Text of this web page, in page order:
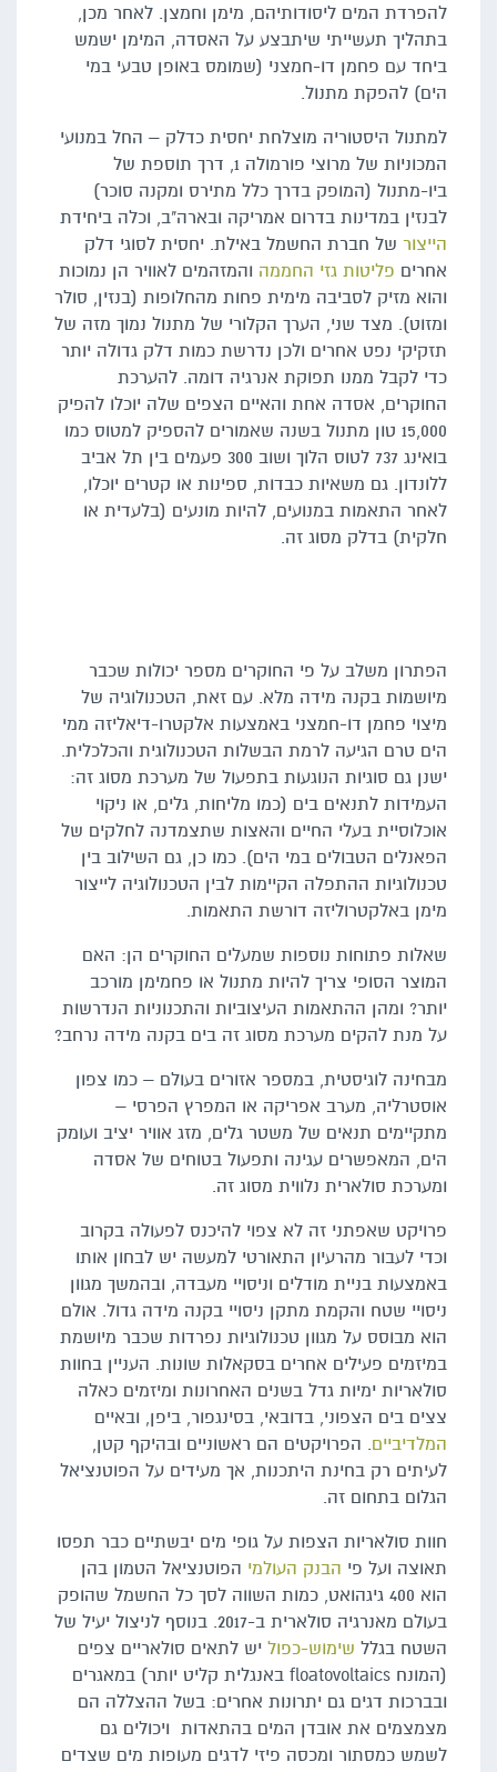
להפרדת המים ליסודותיהם, מימן וחמצן. לאחר מכן,
בתהליך תעשייתי שיתבצע על האסדה, המימן ישמש
ביחד עם פחמן דו-חמצני (שמומס באופן טבעי במי
הים) להפקת מתנול.
למתנול היסטוריה מוצלחת יחסית כדלק – החל במנועי
המכוניות של מרוצי פורמולה 1, דרך תוספת של
ביו-מתנול (המופק בדרך כלל מתירס ומקנה סוכר)
לבנזין במדינות בדרום אמריקה ובארה"ב, וכלה ביחידת
הייצור של חברת החשמל באילת. יחסית לסוגי דלק
אחרים פליטות גזי החממה והמזהמים לאוויר הן נמוכות
והוא מזיק לסביבה מימית פחות מהחלופות (בנזין, סולר
ומזוט). מצד שני, הערך הקלורי של מתנול נמוך מזה של
תזקיקי נפט אחרים ולכן נדרשת כמות דלק גדולה יותר
כדי לקבל ממנו תפוקת אנרגיה דומה. להערכת
החוקרים, אסדה אחת והאיים הצפים שלה יוכלו להפיק
15,000 טון מתנול בשנה שאמורים להספיק למטוס כמו
בואינג 737 לטוס הלוך ושוב 300 פעמים בין תל אביב
ללונדון. גם משאיות כבדות, ספינות או קטרים יוכלו,
לאחר התאמות במנועים, להיות מונעים (בלעדית או
חלקית) בדלק מסוג זה.
הפתרון משלב על פי החוקרים מספר יכולות שכבר
מיושמות בקנה מידה מלא. עם זאת, הטכנולוגיה של
מיצוי פחמן דו-חמצני באמצעות אלקטרו-דיאליזה ממי
הים טרם הגיעה לרמת הבשלות הטכנולוגית והכלכלית.
ישנן גם סוגיות הנוגעות בתפעול של מערכת מסוג זה:
העמידות לתנאים בים (כמו מליחות, גלים, או ניקוי
אוכלוסיית בעלי החיים והאצות שתצמדנה לחלקים של
הפאנלים הטבולים במי הים). כמו כן, גם השילוב בין
טכנולוגיות ההתפלה הקיימות לבין הטכנולוגיה לייצור
מימן באלקטרוליזה דורשת התאמות.
שאלות פתוחות נוספות שמעלים החוקרים הן: האם
המוצר הסופי צריך להיות מתנול או פחמימן מורכב
יותר? ומהן ההתאמות העיצוביות והתכנוניות הנדרשות
על מנת להקים מערכת מסוג זה בים בקנה מידה נרחב?
מבחינה לוגיסטית, במספר אזורים בעולם – כמו צפון
אוסטרליה, מערב אפריקה או המפרץ הפרסי –
מתקיימים תנאים של משטר גלים, מזג אוויר יציב ועומק
הים, המאפשרים עגינה ותפעול בטוחים של אסדה
ומערכת סולארית נלווית מסוג זה.
פרויקט שאפתני זה לא צפוי להיכנס לפעולה בקרוב
וכדי לעבור מהרעיון התאורטי למעשה יש לבחון אותו
באמצעות בניית מודלים וניסויי מעבדה, ובהמשך מגוון
ניסויי שטח והקמת מתקן ניסויי בקנה מידה גדול. אולם
הוא מבוסס על מגוון טכנולוגיות נפרדות שכבר מיושמת
במיזמים פעילים אחרים בסקאלות שונות. העניין בחוות
סולאריות ימיות גדל בשנים האחרונות ומיזמים כאלה
צצים בים הצפוני, בדובאי, בסינגפור, ביפן, ובאיים
המלדיביים. הפרויקטים הם ראשוניים ובהיקף קטן,
לעיתים רק בחינת היתכנות, אך מעידים על הפוטנציאל
הגלום בתחום זה.
חוות סולאריות הצפות על גופי מים יבשתיים כבר תפסו
תאוצה ועל פי הבנק העולמי הפוטנציאל הטמון בהן
הוא 400 גיגהואט, כמות השווה לסך כל החשמל שהופק
בעולם מאנרגיה סולארית ב-2017. בנוסף לניצול יעיל של
השטח בגלל שימוש-כפול יש לתאים סולאריים צפים
(המונח floatovoltaics באנגלית קליט יותר) במאגרים
ובברכות דגים גם יתרונות אחרים: בשל ההצללה הם
מצמצמים את אובדן המים בהתאדות ויכולים גם
לשמש כמסתור ומכסה פיזי לדגים מעופות מים שצדים